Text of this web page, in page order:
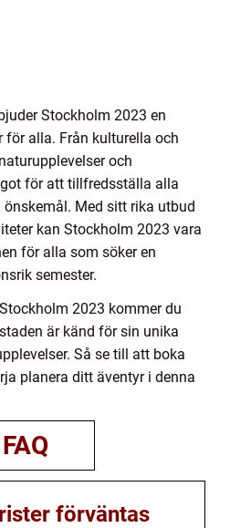
Stockholm 2023 en
för alla. Från kulturella och
och
för att tillfredsställa alla
önskemål. Med sitt rika utbud
kan Stockholm 2023 vara
för alla som söker en
semester.
2023 kommer du
är känd för sin unika
Så se till att boka
planera ditt äventyr i denna
FAQ
förväntas